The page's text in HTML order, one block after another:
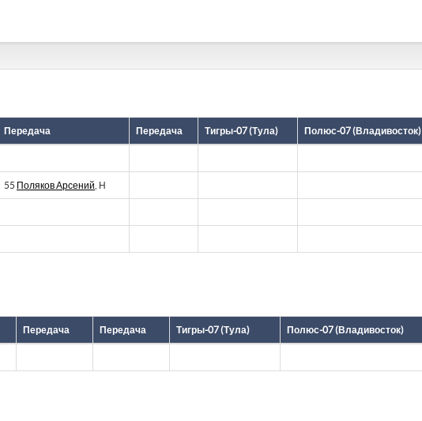
Передача Передача Тигры-07 (Тула) Полюс-07 (Владивосток)
55 Поляков Арсений , Н
Передача Передача Тигры-07 (Тула) Полюс-07 (Владивосток)